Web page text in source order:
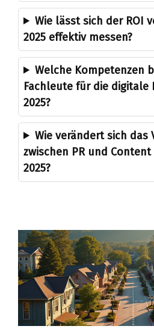
Wie lässt sich der ROI
2025 effektiv messen?
Welche Kompetenzen
Fachleute für die digitale
2025?
Wie verändert sich das
zwischen PR und
2025?